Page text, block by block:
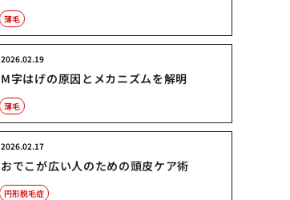
薄毛
M字はげの原因とメカニズムを解明
2026.02.19
薄毛
おでこが広い人のための頭皮ケア術
2026.02.17
円形脱毛症